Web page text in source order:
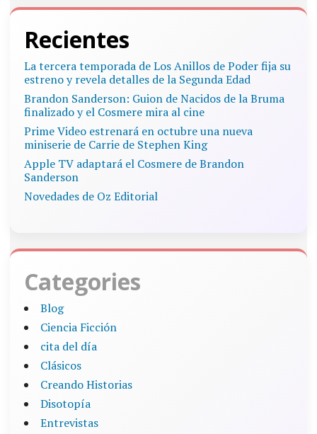
Recientes
La tercera temporada de Los Anillos de Poder fija su
estreno y revela detalles de la Segunda Edad
Brandon Sanderson: Guion de Nacidos de la Bruma
finalizado y el Cosmere mira al cine
Prime Video estrenará en octubre una nueva
miniserie de Carrie de Stephen King
Apple TV adaptará el Cosmere de Brandon
Sanderson
Novedades de Oz Editorial
Categories
Blog
Ciencia Ficción
cita del día
Clásicos
Creando Historias
Disotopía
Entrevistas